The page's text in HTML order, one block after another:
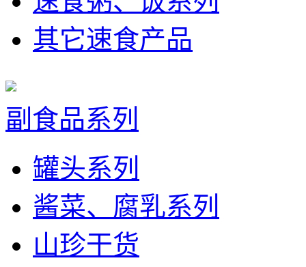
其它速食产品
副食品系列
罐头系列
酱菜、腐乳系列
山珍干货